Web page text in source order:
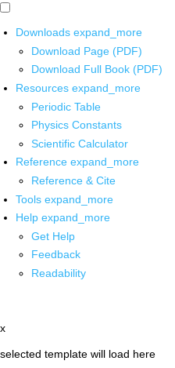
Downloads expand_more
Download Page (PDF)
Download Full Book (PDF)
Resources expand_more
Periodic Table
Physics Constants
Scientific Calculator
Reference expand_more
Reference & Cite
Tools expand_more
Help expand_more
Get Help
Feedback
Readability
x
selected template will load here